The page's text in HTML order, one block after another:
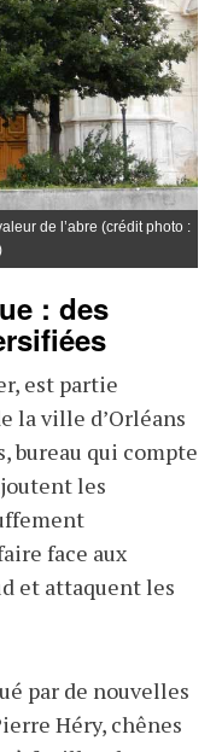
de l’abre (crédit photo :
: des
est partie
la ville d’Orléans
bureau qui compte
les
face aux
et attaquent les
par de nouvelles
Héry, chênes